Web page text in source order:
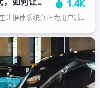
省心说推客，在信息过载时代，如何让推荐为你减负而非增负？推荐算法，你的减负助手，而非信息枷锁 1.4K
在信息过载的时代，省心说推客旨在让推荐系统真正为用户减负而非增负，其核心在于通过精准算法过滤冗余内容，提供真正贴合个人需求的高质量信息，帮助用户从海量资讯中高效获取价值，减少选择困扰与时间消耗，实现轻松、省心的个性化体验。...